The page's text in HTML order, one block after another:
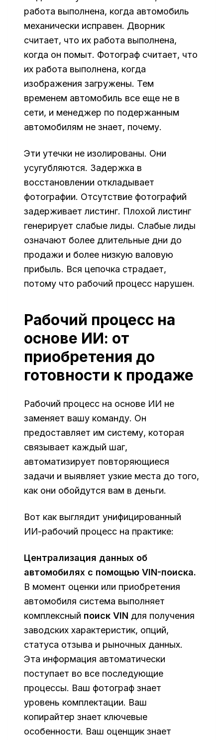
работа выполнена, когда автомобиль
механически исправен. Дворник
считает, что их работа выполнена,
когда он помыт. Фотограф считает, что
их работа выполнена, когда
изображения загружены. Тем
временем автомобиль все еще не в
сети, и менеджер по подержанным
автомобилям не знает, почему.
Эти утечки не изолированы. Они
усугубляются. Задержка в
восстановлении откладывает
фотографии. Отсутствие фотографий
задерживает листинг. Плохой листинг
генерирует слабые лиды. Слабые лиды
означают более длительные дни до
продажи и более низкую валовую
прибыль. Вся цепочка страдает,
потому что рабочий процесс нарушен.
Рабочий процесс на
основе ИИ: от
приобретения до
готовности к продаже
Рабочий процесс на основе ИИ не
заменяет вашу команду. Он
предоставляет им систему, которая
связывает каждый шаг,
автоматизирует повторяющиеся
задачи и выявляет узкие места до того,
как они обойдутся вам в деньги.
Вот как выглядит унифицированный
ИИ-рабочий процесс на практике:
Централизация данных об
автомобилях с помощью VIN-поиска.
В момент оценки или приобретения
автомобиля система выполняет
комплексный поиск VIN для получения
заводских характеристик, опций,
статуса отзыва и рыночных данных.
Эта информация автоматически
поступает во все последующие
процессы. Ваш фотограф знает
уровень комплектации. Ваш
копирайтер знает ключевые
особенности. Ваш оценщик знает